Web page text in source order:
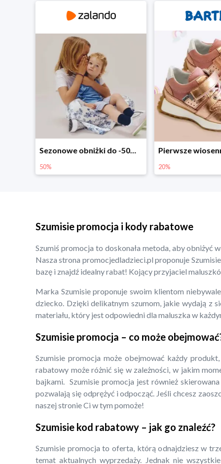
Pierwsze wiosenne zakupy -20%
20%
-30% na
30%
Szumisie promocja i kody rabatowe
Szumiś promocja to doskonała metoda, aby
Nasza strona promocjedladzieci.pl proponuje
bazę i znajdź idealny rabat! Kojący przyjaciel
Marka Szumisie proponuje swoim klientom
dziecko. Dzięki delikatnym szumom, jakie wydają z
materiału, który jest odpowiedni dla maluszka w
Szumisie promocja – co może
Szumisie promocja może obejmować każdy
rabatowy może różnić się w zależności, w jakim
bajkami. Szumisie promocja jest również
pozwalają się odprężyć i odpocząć. Jeśli chcesz
naszej stronie Ci w tym pomoże!
Szumisie kod rabatowy – jak go znaleźć?
Szumisie promocja to oferta, którą odnajdziesz w
temat aktualnych wyprzedaży. Jednak nie